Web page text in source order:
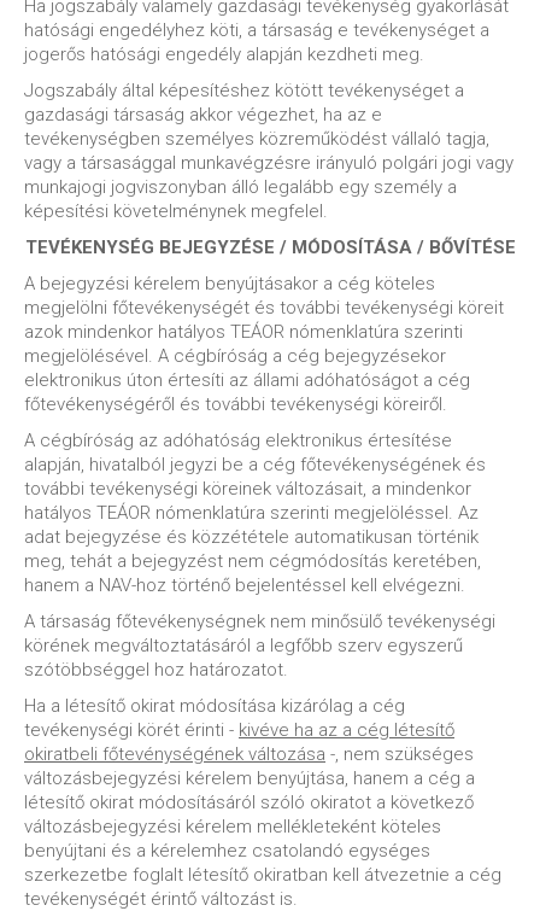
Ha jogszabály valamely gazdasági tevékenység gyakorlását
hatósági engedélyhez köti, a társaság e tevékenységet a
jogerős hatósági engedély alapján kezdheti meg.
Jogszabály által képesítéshez kötött tevékenységet a
gazdasági társaság akkor végezhet, ha az e
tevékenységben személyes közreműködést vállaló tagja,
vagy a társasággal munkavégzésre irányuló polgári jogi vagy
munkajogi jogviszonyban álló legalább egy személy a
képesítési követelménynek megfelel.
TEVÉKENYSÉG BEJEGYZÉSE / MÓDOSÍTÁSA / BŐVÍTÉSE
A bejegyzési kérelem benyújtásakor a cég köteles
megjelölni főtevékenységét és további tevékenységi köreit
azok mindenkor hatályos TEÁOR nómenklatúra szerinti
megjelölésével. A cégbíróság a cég bejegyzésekor
elektronikus úton értesíti az állami adóhatóságot a cég
főtevékenységéről és további tevékenységi köreiről.
A cégbíróság az adóhatóság elektronikus értesítése
alapján, hivatalból jegyzi be a cég főtevékenységének és
további tevékenységi köreinek változásait, a mindenkor
hatályos TEÁOR nómenklatúra szerinti megjelöléssel. Az
adat bejegyzése és közzététele automatikusan történik
meg, tehát a bejegyzést nem cégmódosítás keretében,
hanem a NAV-hoz történő bejelentéssel kell elvégezni.
A társaság főtevékenységnek nem minősülő tevékenységi
körének megváltoztatásáról a legfőbb szerv egyszerű
szótöbbséggel hoz határozatot.
Ha a létesítő okirat módosítása kizárólag a cég
tevékenységi körét érinti - kivéve ha az a cég létesítő
okiratbeli főtevénységének változása -, nem szükséges
változásbejegyzési kérelem benyújtása, hanem a cég a
létesítő okirat módosításáról szóló okiratot a következő
változásbejegyzési kérelem mellékleteként köteles
benyújtani és a kérelemhez csatolandó egységes
szerkezetbe foglalt létesítő okiratban kell átvezetnie a cég
tevékenységét érintő változást is.